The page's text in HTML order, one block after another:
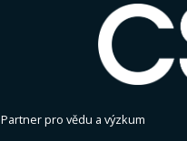
Partner pro vědu a výzkum